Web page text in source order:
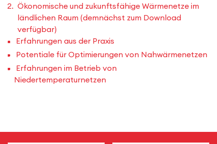
Ökonomische und zukunftsfähige Wärmenetze im
ländlichen Raum (demnächst zum Download
verfügbar)
Erfahrungen aus der Praxis
Potentiale für Optimierungen von Nahwärmenetzen
Erfahrungen im Betrieb von
Niedertemperaturnetzen